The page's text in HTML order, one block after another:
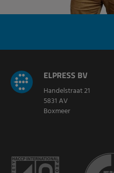
ELPRESS BV
Handelstraat 21
5831 AV
Boxmeer